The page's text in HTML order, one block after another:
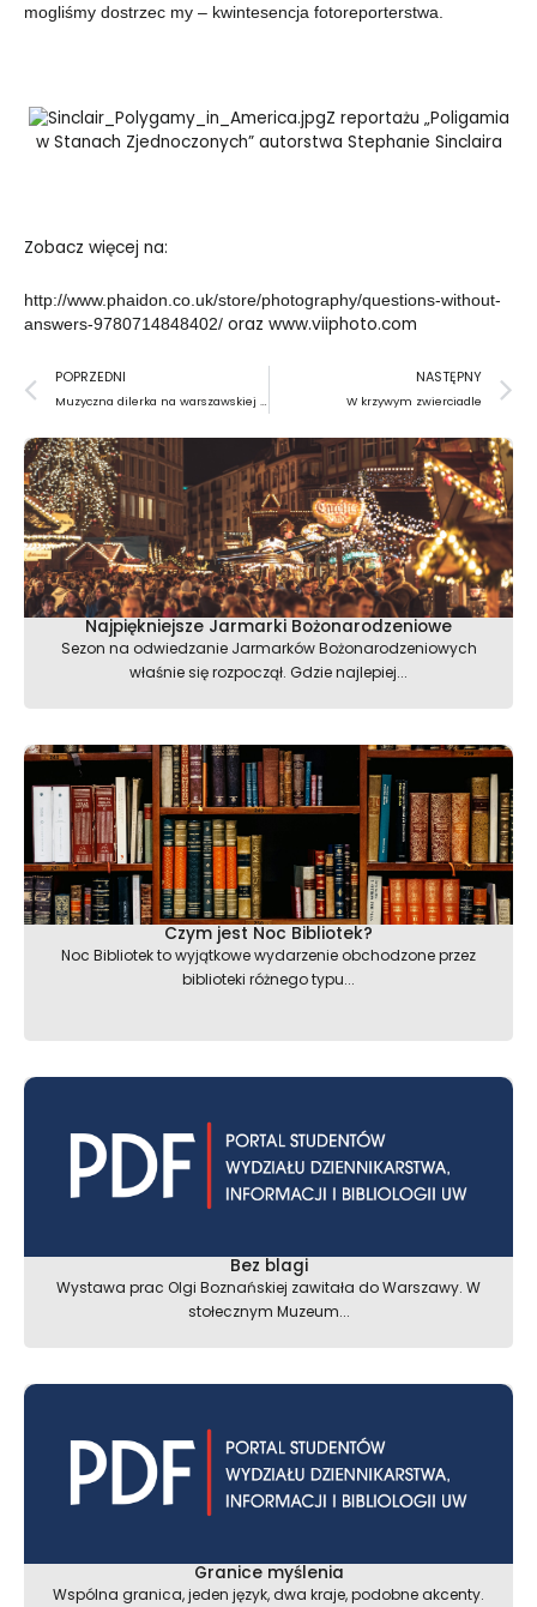
mogliśmy dostrzec my – kwintesencja fotoreporterstwa.
Z reportażu „Poligamia
w Stanach Zjednoczonych” autorstwa Stephanie Sinclaira
Zobacz więcej na:
http://www.phaidon.co.uk/store/photography/questions-without-
answers-9780714848402/ oraz www.viiphoto.com
Prev
POPRZEDNI
Muzyczna dilerka na warszawskiej Pradze
NASTĘPNY
W krzywym zwierciadle
Najpiękniejsze Jarmarki Bożonarodzeniowe
Sezon na odwiedzanie Jarmarków Bożonarodzeniowych
właśnie się rozpoczął. Gdzie najlepiej...
Czym jest Noc Bibliotek?
Noc Bibliotek to wyjątkowe wydarzenie obchodzone przez
biblioteki różnego typu...
Bez blagi
Wystawa prac Olgi Boznańskiej zawitała do Warszawy. W
stołecznym Muzeum...
Granice myślenia
Wspólna granica, jeden język, dwa kraje, podobne akcenty.